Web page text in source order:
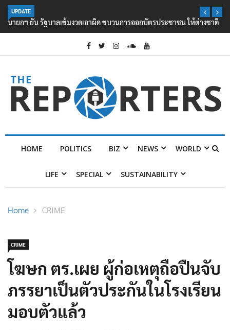
UPDATE
นายกฯ ยัน รัฐบาลเข้มงวดเอาผิด ขบวนการออกบัตรประชาชน ให้ต่างชาติ
HOME POLITICS BIZ NEWS WORLD
LIFE SPECIAL SUSTAINABILITY
Home CRIME
CRIME
โฆษก ตร.เผย ผู้ก่อเหตุถือปืนจับ
ภรรยาเป็นตัวประกันในโรงเรียน
มอบตัวแล้ว